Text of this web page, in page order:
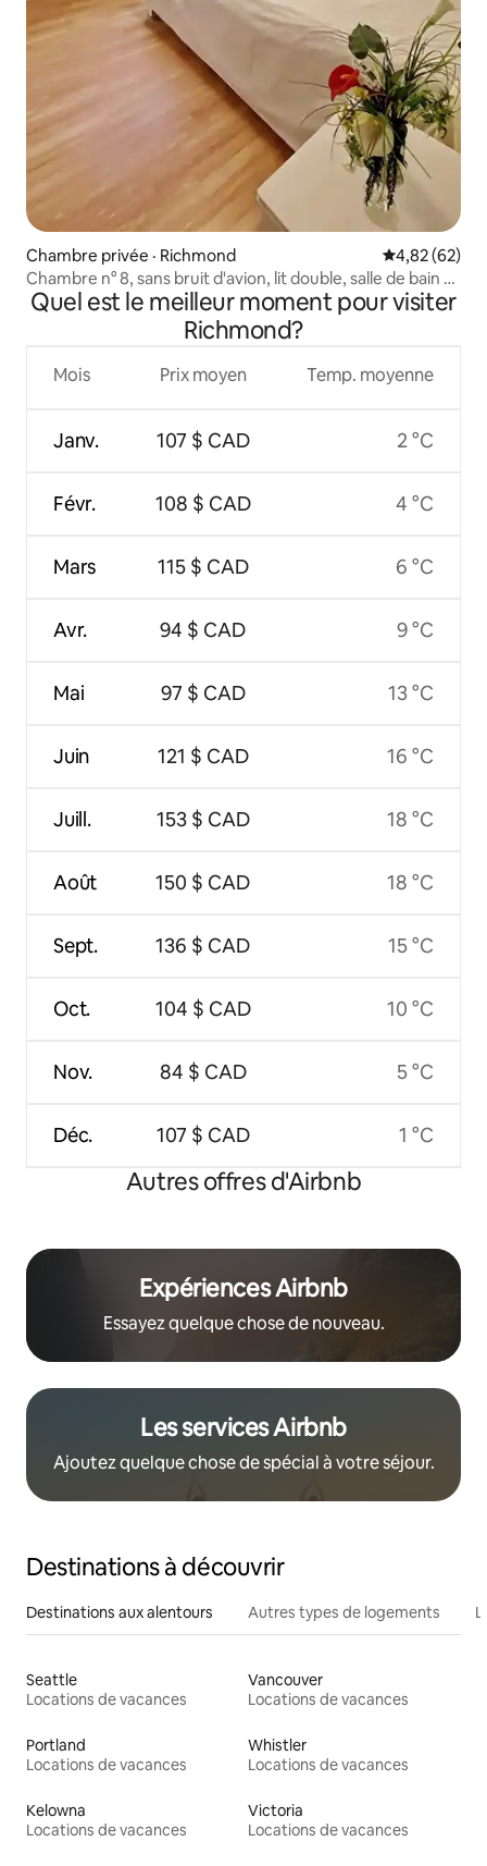
Chambre privée · Richmond Note
4,82 (62)
Chambre n° 8, sans bruit d'avion, lit double, salle de bain et
douche partagées avec la chambre n° 7. Lumineuse et
propre, elle peut accueillir 1 à 2 personnes.
Quel est le meilleur moment pour visiter
Richmond?
Mois
Janv.
Févr.
Mars
Avr.
Mai
Juin
Juill.
Août
Sept.
Oct.
Nov.
Déc.
Prix moyen
107 $ CAD
108 $ CAD
115 $ CAD
94 $ CAD
97 $ CAD
121 $ CAD
153 $ CAD
150 $ CAD
136 $ CAD
104 $ CAD
84 $ CAD
107 $ CAD
Temp. moyenne
2 °C
4 °C
6 °C
9 °C
13 °C
16 °C
18 °C
18 °C
15 °C
10 °C
5 °C
1 °C
Autres offres d'Airbnb
Expériences Airbnb
Essayez quelque chose de nouveau.
Les services Airbnb
Ajoutez quelque chose de spécial à votre séjour.
Destinations à découvrir
Destinations aux alentours Autres types de logements
Seattle
Locations de vacances
Vancouver
Locations de vacances
Portland
Locations de vacances
Whistler
Locations de vacances
Kelowna
Locations de vacances
Victoria
Locations de vacances